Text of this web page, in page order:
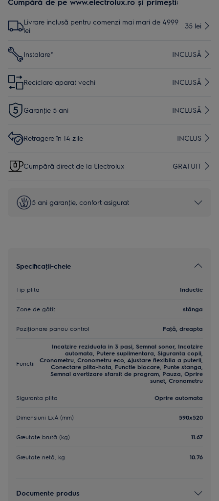
Livrare inclusă pentru comenzi mai mari de 4999
lei
35 lei
Instalare* INCLUSĂ
Reciclare aparat vechi INCLUSĂ
Garanţie 5 ani INCLUSĂ
Retragere în 14 zile INCLUS
Cumpără direct de la Electrolux GRATUIT
5 ani garanţie, confort asigurat
Specificaţii-cheie
Tip plita Inductie
Zone de gătit stânga
Poziţionare panou control Faţă, dreapta
Functii
Incalzire reziduala in 3 pasi, Semnal sonor, Incalzire
automata, Putere suplimentara, Siguranta copii,
Cronometru, Cronometru eco, Ajustare flexibila a puterii,
Conectare plita-hota, Functie blocare, Punte stanga,
Semnal avertizare sfarsit de program, Pauza, Oprire
sunet, Cronometru
Siguranta plita Oprire automata
Dimensiuni LxA (mm) 590x520
Greutate brută (kg) 11.67
Greutate netă, kg 10.76
Documente produs